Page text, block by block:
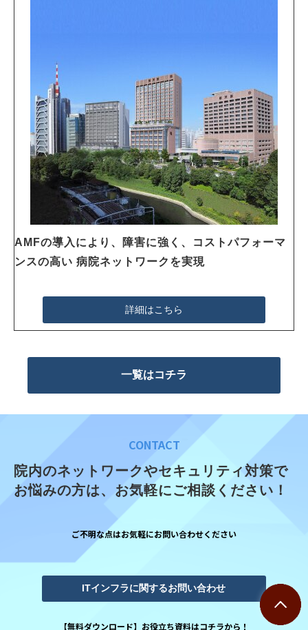
AMFの導入により、障害に強く、コストパフォーマ
ンスの高い 病院ネットワークを実現
詳細はこちら
一覧はコチラ
CONTACT
院内のネットワークやセキュリティ対策で
お悩みの方は、お気軽にご相談ください！
ご不明な点はお気軽にお問い合わせください
ITインフラに関するお問い合わせ
【無料ダウンロード】お役立ち資料はコチラから！